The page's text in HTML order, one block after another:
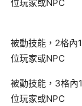
位玩家或NPC
被動技能，2格內1
位玩家或NPC
被動技能，3格內1
位玩家或NPC